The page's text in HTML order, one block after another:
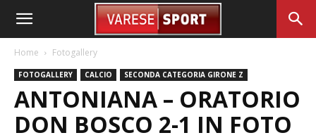
Home Fotogallery
FOTOGALLERY CALCIO SECONDA CATEGORIA GIRONE Z
ANTONIANA – ORATORIO
DON BOSCO 2-1 IN FOTO